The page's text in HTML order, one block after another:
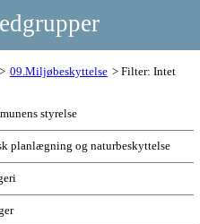
09.Miljøbeskyttelse
Filter: Intet
styrelse
planlægning og naturbeskyttelse